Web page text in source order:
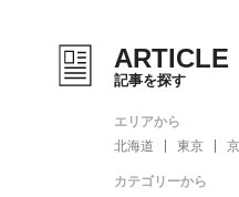
ARTICLE
記事を探す
エリアから
北海道
東京
カテゴリーから